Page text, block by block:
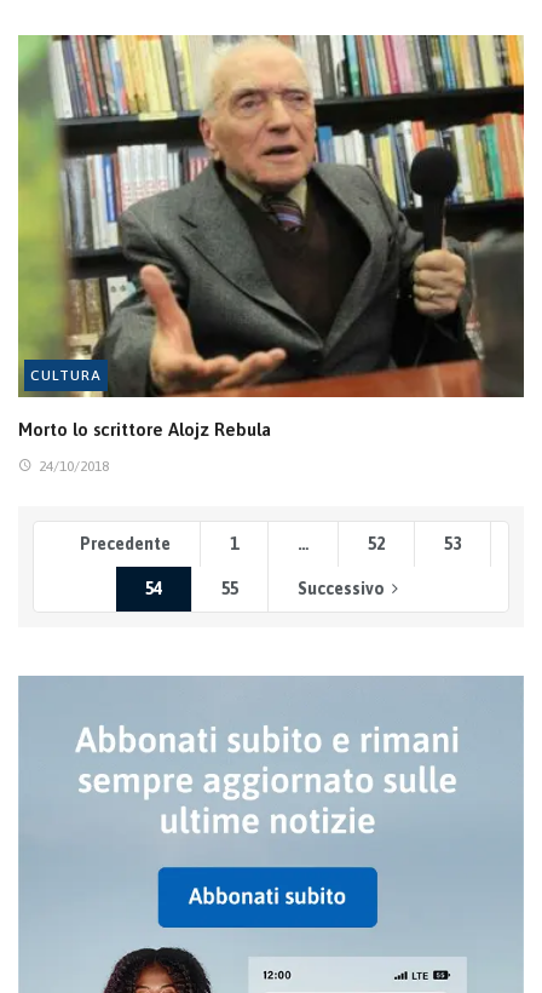
CULTURA
Morto lo scrittore Alojz Rebula
24/10/2018
Precedente 1 … 52 53
54 55 Successivo